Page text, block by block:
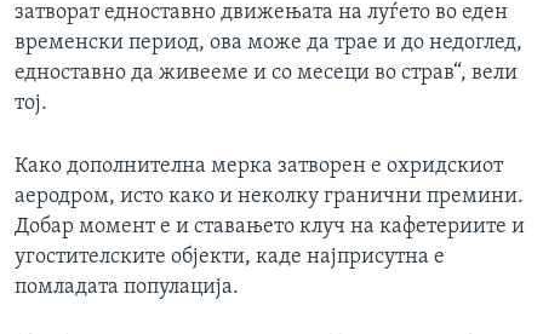
затворат едноставно движењата на луѓето во еден
временски период, ова може да трае и до недоглед,
едноставно да живееме и со месеци во страв“, вели
тој.
Како дополнителна мерка затворен е охридскиот
аеродром, исто како и неколку гранични премини.
Добар момент е и ставањето клуч на кафетериите и
угостителските објекти, каде најприсутна е
помладата популација.